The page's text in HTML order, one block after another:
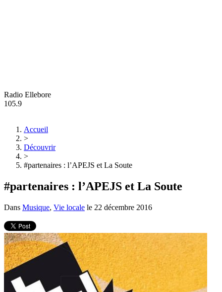
Radio Ellebore
105.9
Accueil
>
Découvrir
>
#partenaires : l’APEJS et La Soute
#partenaires : l’APEJS et La Soute
Dans Musique, Vie locale le 22 décembre 2016